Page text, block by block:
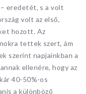
eredetét, s a volt
volt az első,
hozott. Az
tettek szert, ám
szerint napjainkban a
ellenére, hogy az
40-50%-os
a különböző